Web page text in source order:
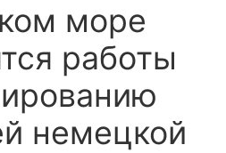
море
работы
немецкой